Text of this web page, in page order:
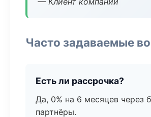
Часто задаваемые
Есть ли рассрочка?
Да, 0% на 6 месяцев через
партнёры.